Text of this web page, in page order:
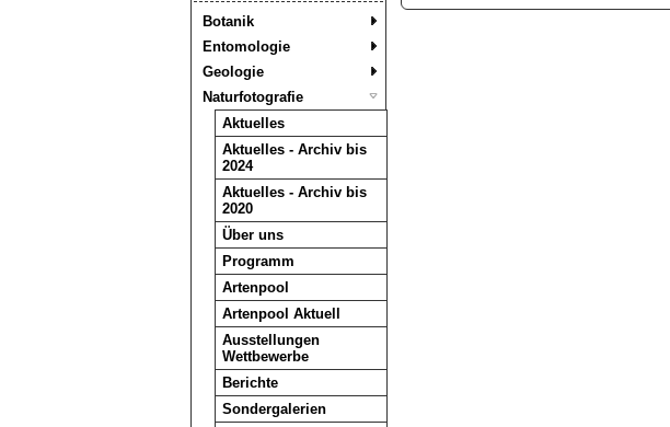
Botanik
Entomologie
Geologie
Naturfotografie
Aktuelles
Aktuelles - Archiv bis
2024
Aktuelles - Archiv bis
2020
Über uns
Programm
Artenpool
Artenpool Aktuell
Ausstellungen
Wettbewerbe
Berichte
Sondergalerien